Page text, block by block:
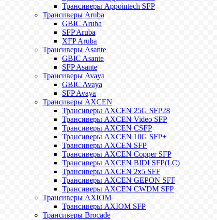
Трансиверы Appointech SFP
Трансиверы Aruba
GBIC Aruba
SFP Aruba
XFP Aruba
Трансиверы Asante
GBIC Asante
SFP Asante
Трансиверы Avaya
GBIC Avaya
SFP Avaya
Трансиверы AXCEN
Трансиверы AXCEN 25G SFP28
Трансиверы AXCEN Video SFP
Трансиверы AXCEN CSFP
Трансиверы AXCEN 10G SFP+
Трансиверы AXCEN SFP
Трансиверы AXCEN Copper SFP
Трансиверы AXCEN BIDI SFP(LC)
Трансиверы AXCEN 2x5 SFF
Трансиверы AXCEN GEPON SFF
Трансиверы AXCEN CWDM SFP
Трансиверы AXIOM
Трансиверы AXIOM SFP
Трансиверы Brocade